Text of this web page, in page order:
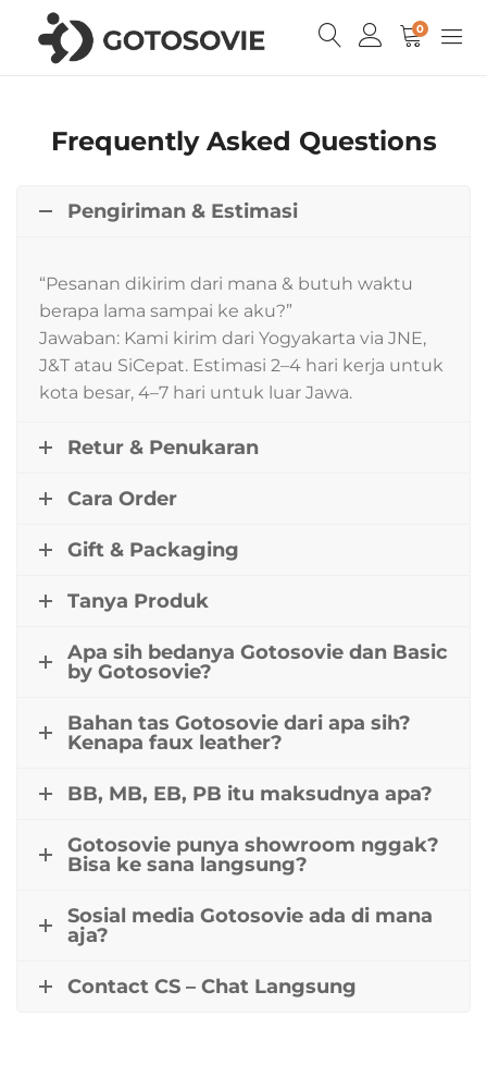
0
Frequently Asked Questions
Pengiriman & Estimasi
“Pesanan dikirim dari mana & butuh waktu
berapa lama sampai ke aku?”
Jawaban: Kami kirim dari Yogyakarta via JNE,
J&T atau SiCepat. Estimasi 2–4 hari kerja untuk
kota besar, 4–7 hari untuk luar Jawa.
Retur & Penukaran
Cara Order
Gift & Packaging
Tanya Produk
Apa sih bedanya Gotosovie dan Basic
by Gotosovie?
Bahan tas Gotosovie dari apa sih?
Kenapa faux leather?
BB, MB, EB, PB itu maksudnya apa?
Gotosovie punya showroom nggak?
Bisa ke sana langsung?
Sosial media Gotosovie ada di mana
aja?
Contact CS – Chat Langsung